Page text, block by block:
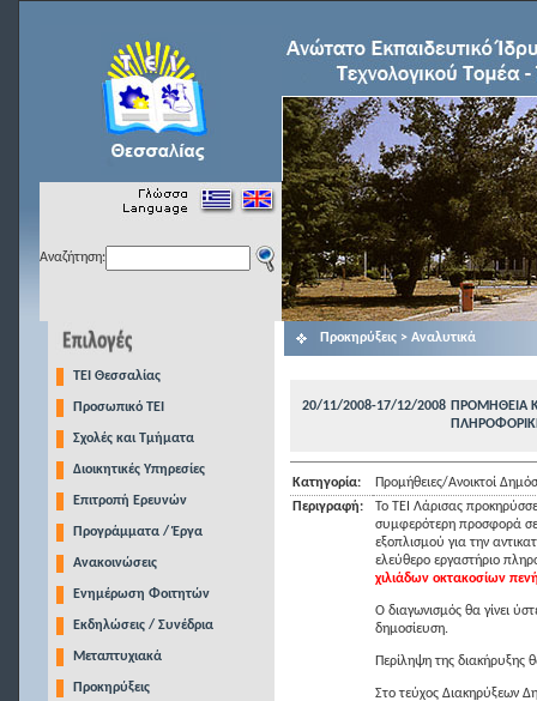
Αναζήτηση:
TEI Θεσσαλίας
Προσωπικό ΤΕΙ
Σχολές και Τμήματα
Διοικητικές Υπηρεσίες
Επιτροπή Ερευνών
Προγράμματα / Έργα
Ανακοινώσεις
Ενημέρωση Φοιτητών
Εκδηλώσεις / Συνέδρια
Μεταπτυχιακά
Προκηρύξεις
Προκηρύξεις > Αναλυτικά
20/11/2008-17/12/2008 ΠΡΟΜΗΘΕΙΑ
Κατηγορία:
Προμήθειες/Ανοικτοί
Περιγραφή:
Το ΤΕΙ Λάρισας
συμφερότερη προσφορά σε
εξοπλισμού για την
ελεύθερο εργαστήριο
χιλιάδων οκτακοσίων
Ο διαγωνισμός θα γίνει
δημοσίευση.
Περίληψη της διακήρυξης
Στο τεύχος Διακηρύξεων